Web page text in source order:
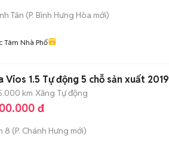
Tân (P. Bình Hưng Hòa mới)
Tâm Nhà Phố
Vios 1.5 Tự động 5 chỗ sản xuất 2019
km Xăng Tự động
đ
8 (P. Chánh Hưng mới)